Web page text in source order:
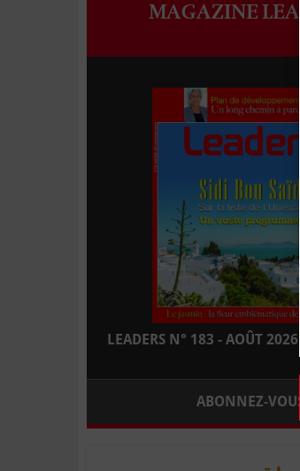
MAGAZINE
LEADERS N° 183 - AOÛT 2026
ABONNEZ-VOUS